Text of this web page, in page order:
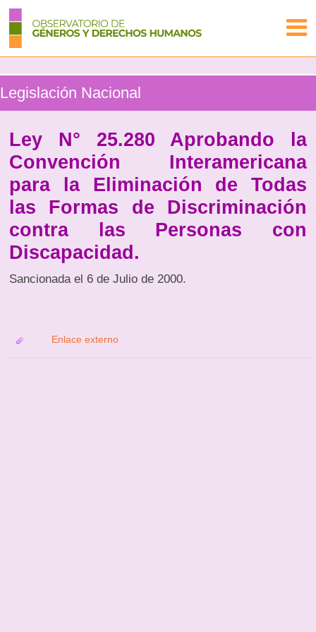
Legislación Nacional
Ley N° 25.280 Aprobando la
Convención Interamericana
para la Eliminación de Todas
las Formas de Discriminación
contra las Personas con
Discapacidad.
Sancionada el 6 de Julio de 2000.
Enlace externo